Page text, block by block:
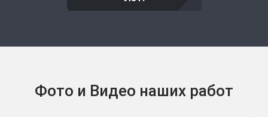
Фото и Видео наших работ